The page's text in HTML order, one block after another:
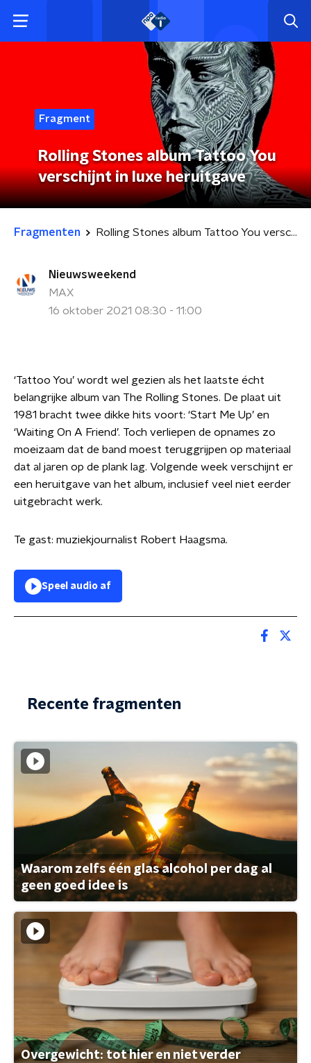
Fragment
Rolling Stones album Tattoo You
verschijnt in luxe heruitgave
Fragmenten Rolling Stones album Tattoo You verschijnt in luxe heruitgave
Nieuwsweekend
MAX
16 oktober 2021 08:30 - 11:00
‘Tattoo You’ wordt wel gezien als het laatste écht
belangrijke album van The Rolling Stones. De plaat uit
1981 bracht twee dikke hits voort: ‘Start Me Up’ en
‘Waiting On A Friend’. Toch verliepen de opnames zo
moeizaam dat de band moest teruggrijpen op materiaal
dat al jaren op de plank lag. Volgende week verschijnt er
een heruitgave van het album, inclusief veel niet eerder
uitgebracht werk.
Te gast: muziekjournalist Robert Haagsma.
Speel audio af
Recente fragmenten
Waarom zelfs één glas alcohol per dag al
geen goed idee is
Overgewicht: tot hier en niet verder